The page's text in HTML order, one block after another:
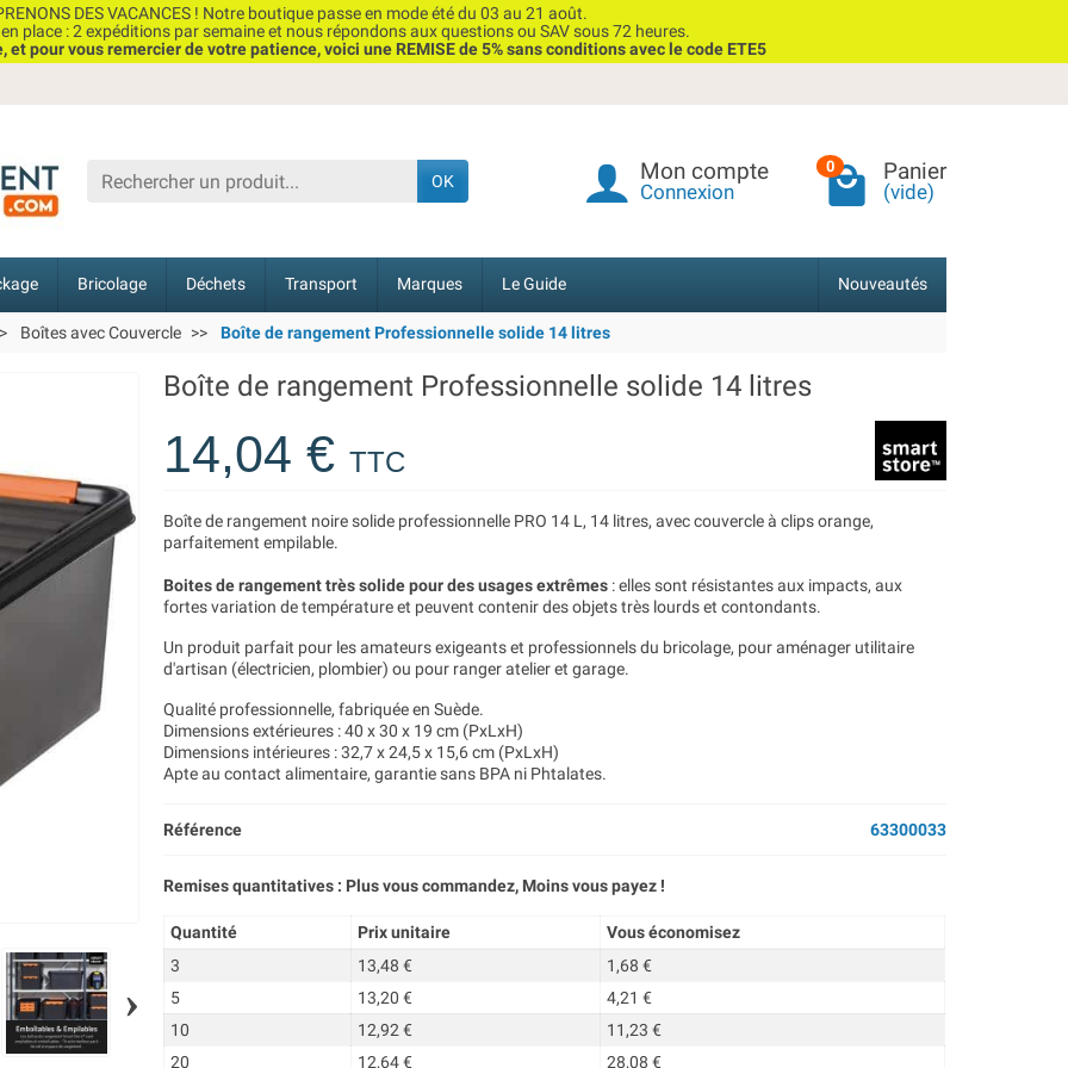
DES VACANCES ! Notre boutique passe en mode été du 03 au 21 août.
place : 2 expéditions par semaine et nous répondons aux questions ou SAV sous 72 heures.
et pour vous remercier de votre patience, voici une REMISE de 5% sans conditions avec le code ETE5
OK Mon compte
Connexion
0 Panier
(vide)
Bricolage Déchets Transport Marques Le Guide Nouveautés
Boîtes avec Couvercle Boîte de rangement Professionnelle solide 14 litres
›
Boîte de rangement Professionnelle solide 14 litres
14,04 €TTC
Boîte de rangement noire solide professionnelle PRO 14 L, 14 litres, avec couvercle à clips orange,
parfaitement empilable.
Boites de rangement très solide pour des usages extrêmes : elles sont résistantes aux impacts, aux
fortes variation de température et peuvent contenir des objets très lourds et contondants.
Un produit parfait pour les amateurs exigeants et professionnels du bricolage, pour aménager utilitaire
d'artisan (électricien, plombier) ou pour ranger atelier et garage.
Qualité professionnelle, fabriquée en Suède.
Dimensions extérieures : 40 x 30 x 19 cm (PxLxH)
Dimensions intérieures : 32,7 x 24,5 x 15,6 cm (PxLxH)
Apte au contact alimentaire, garantie sans BPA ni Phtalates.
Référence 63300033
Remises quantitatives : Plus vous commandez, Moins vous payez !
Quantité Prix unitaire
Vous économisez
3
13,48 €
1,68 €
5
13,20 €
4,21 €
10
12,92 €
11,23 €
20
12,64 € 28,08 €